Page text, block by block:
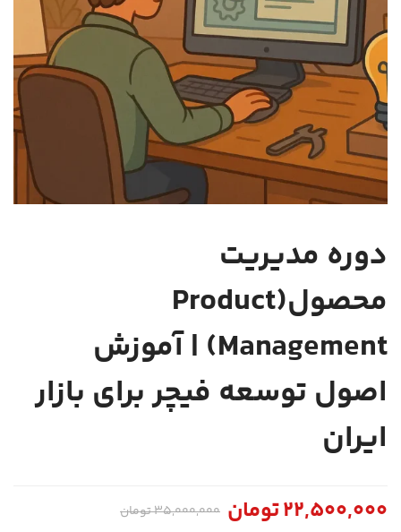
دوره مدیریت
محصول(Product
Management) | آموزش
اصول توسعه فیچر برای بازار
ایران
22,500,000تومان 35,000,000تومان